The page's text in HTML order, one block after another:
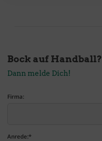
Bock auf Handball?
Dann melde Dich!
Firma:
Anrede:*